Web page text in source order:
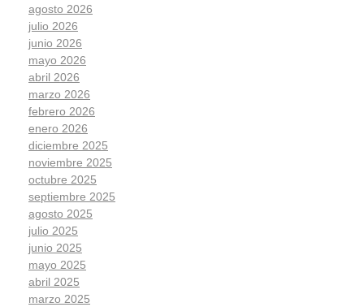
agosto 2026
julio 2026
junio 2026
mayo 2026
abril 2026
marzo 2026
febrero 2026
enero 2026
diciembre 2025
noviembre 2025
octubre 2025
septiembre 2025
agosto 2025
julio 2025
junio 2025
mayo 2025
abril 2025
marzo 2025